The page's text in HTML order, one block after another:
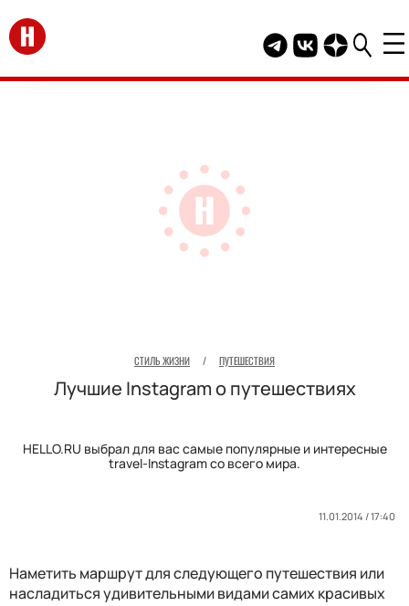
Перейти на главную
Telegram канал
Группа HELLO
Канал
СТИЛЬ ЖИЗНИ / ПУТЕШЕСТВИЯ
Лучшие Instagram о путешествиях
HELLO.RU выбрал для вас самые популярные и интересные
travel-Instagram со всего мира.
11.01.2014 / 17:40
Наметить маршрут для следующего путешествия или
насладиться удивительными видами самих красивых